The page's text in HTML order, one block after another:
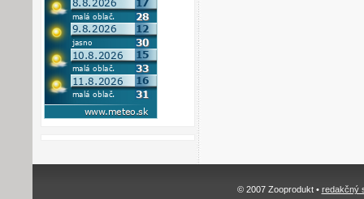
© 2007 Zooprodukt • redakčný